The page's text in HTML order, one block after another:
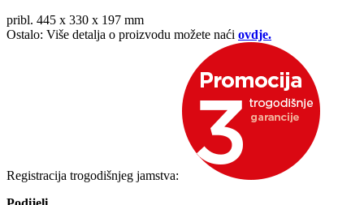
pribl. 445 x 330 x 197 mm
Ostalo: Više detalja o proizvodu možete naći ovdje.
Registracija trogodišnjeg jamstva: